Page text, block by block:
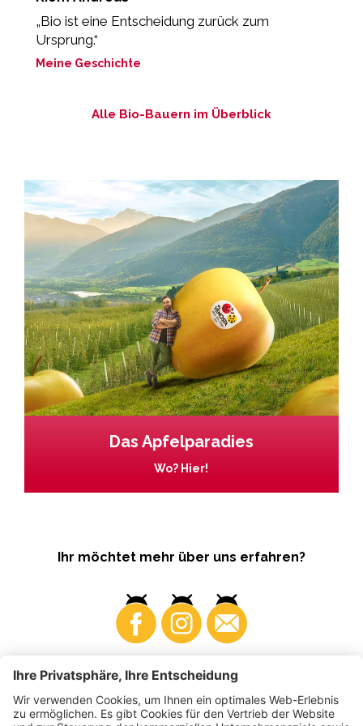
„Bio ist eine Entscheidung zurück zum
Ursprung.“
Meine Geschichte
Alle Bio-Bauern im Überblick
Das Apfelparadies
Wo? Hier!
Ihr möchtet mehr über uns erfahren?
Business Produzenten